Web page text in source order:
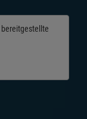
bereitgestellte